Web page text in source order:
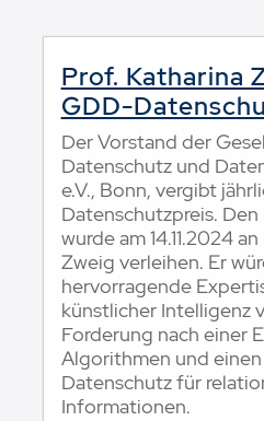
Prof. Katharina
GDD-
Der Vorstand der
Datenschutz und
e.V., Bonn, vergibt
Datenschutzpreis.
wurde am 14.11.2024
Zweig verleihen. Er
hervorragende
künstlicher Intelligenz
Forderung nach einer
Algorithmen und
Datenschutz für
Informationen.